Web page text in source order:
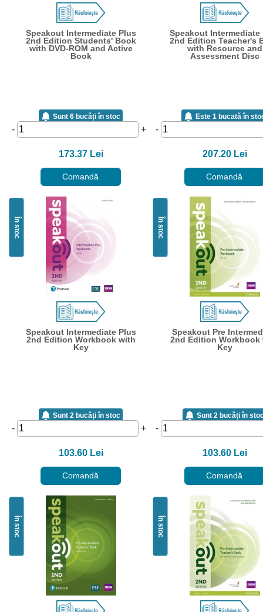
Speakout Intermediate Plus
2nd Edition Students' Book
with DVD-ROM and Active
Book
Sunt 6 bucăți în stoc
- +
173.37 Lei
Comandă
Speakout Intermediate
2nd Edition Teacher's
with Resource and
Assessment Disc
Este 1 bucată în
-
207.20 Lei
Comandă
În stoc
Speakout Intermediate Plus
2nd Edition Workbook with
Key
Sunt 2 bucăți în stoc
- +
103.60 Lei
Comandă
În stoc
Speakout Pre
2nd Edition Workbook
Key
Sunt 2 bucăți în
-
103.60 Lei
Comandă
În stoc În stoc